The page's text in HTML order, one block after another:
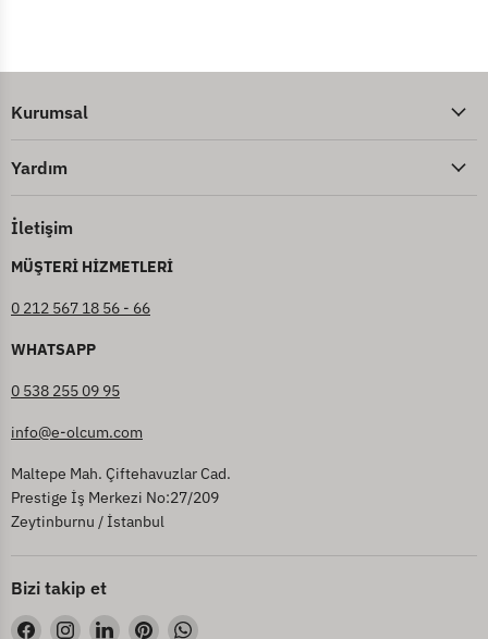
Kurumsal
Yardım
İletişim
MÜŞTERİ HİZMETLERİ
0 212 567 18 56 - 66
WHATSAPP
0 538 255 09 95
info@e-olcum.com
Maltepe Mah. Çiftehavuzlar Cad.
Prestige İş Merkezi No:27/209
Zeytinburnu / İstanbul
Bizi takip et
Bizi
Bizi
Bizi
Bizi
Bizi